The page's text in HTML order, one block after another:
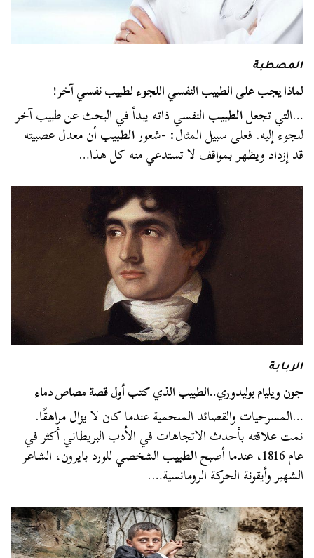
المصطبة
لماذا يجب على الطبيب النفسي اللجوء لطبيب نفسي آخر!
…التي تجعلالطبيبالنفسي ذاته يبدأ في البحث عن طبيب آخر
للجوء إليه. فعلى سبيل المثال: -شعورالطبيبأن معدل عصبيته
قد إزداد ويظهر بمواقف لا تستدعي منه كل هذا…
الربابة
جون ويليام بوليدوري..الطبيب الذي كتب أول قصة مصاص دماء
…المسرحيات والقصائد الملحمية عندما كان لا يزال مراهقًا.
نمت علاقته بأحدث الاتجاهات في الأدب البريطاني أكثر في
عام 1816، عندما أصبح الطبيبالشخصي للورد بايرون، الشاعر
الشهير وأيقونة الحركة الرومانسية….